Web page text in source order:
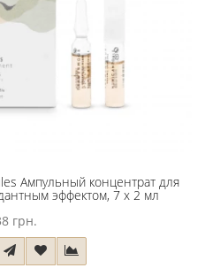
Ампульный концентрат для
эффектом, 7 x 2 мл
грн.